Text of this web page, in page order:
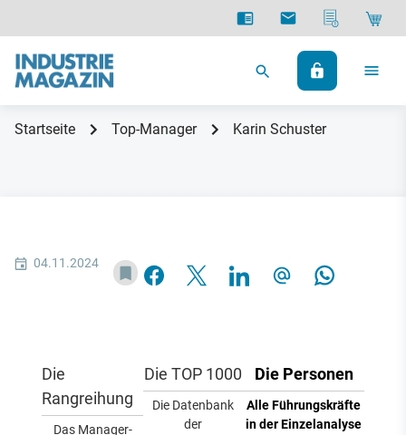
Startseite Top-Manager Karin Schuster
04.11.2024
Die
Rangreihung
Das Manager-
Die TOP 1000
Die Datenbank
der
Die Personen
Alle Führungskräfte
in der Einzelanalyse